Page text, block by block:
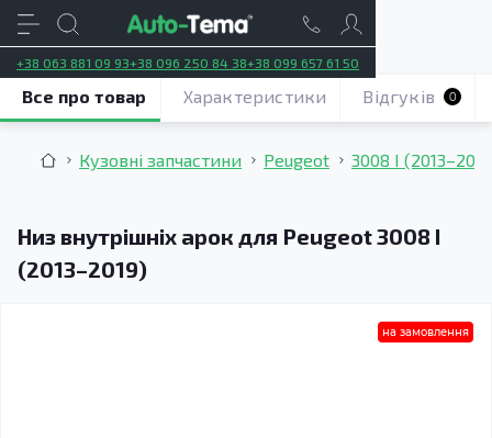
+38 063 881 09 93+38 096 250 84 38+38 099 657 61 50
Кузовні запчастини Peugeot 3008 I
Низ внутрішніх арок для Peugeot 3008 I
(2013–2019)
Все про товар Характеристики Відгуків 0
на замовлення